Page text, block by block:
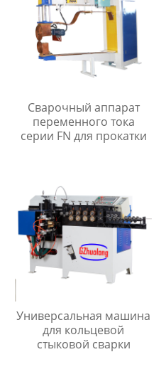
Сварочный аппарат
переменного тока
серии FN для прокатки
Универсальная машина
для кольцевой
стыковой сварки